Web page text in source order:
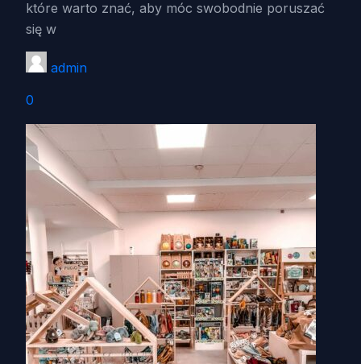
które warto znać, aby móc swobodnie poruszać
się w
admin
0